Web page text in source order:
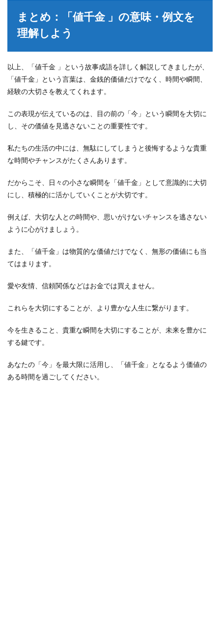
まとめ：「値千金 」の意味・例文を
理解しよう
以上、「値千金 」という故事成語を詳しく解説してきましたが、
「値千金」という言葉は、金銭的価値だけでなく、時間や瞬間、
経験の大切さを教えてくれます。
この表現が伝えているのは、目の前の「今」という瞬間を大切に
し、その価値を見逃さないことの重要性です。
私たちの生活の中には、無駄にしてしまうと後悔するような貴重
な時間やチャンスがたくさんあります。
だからこそ、日々の小さな瞬間を「値千金」として意識的に大切
にし、積極的に活かしていくことが大切です。
例えば、大切な人との時間や、思いがけないチャンスを逃さない
ように心がけましょう。
また、「値千金」は物質的な価値だけでなく、無形の価値にも当
てはまります。
愛や友情、信頼関係などはお金では買えません。
これらを大切にすることが、より豊かな人生に繋がります。
今を生きること、貴重な瞬間を大切にすることが、未来を豊かに
する鍵です。
あなたの「今」を最大限に活用し、「値千金」となるよう価値の
ある時間を過ごしてください。